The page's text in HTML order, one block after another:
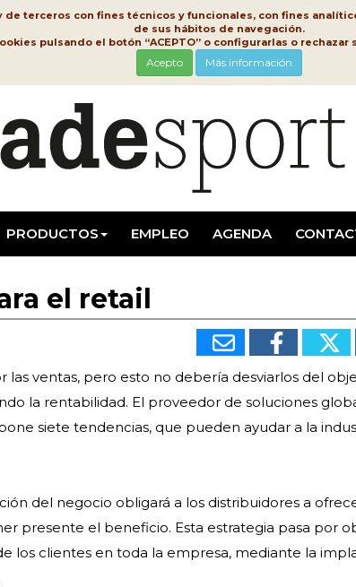
terceros con fines técnicos y funcionales, con fines
de sus hábitos de navegación.
pulsando el botón “ACEPTO” o configurarlas o rechazar
Acepto Más información
PRODUCTOS EMPLEO AGENDA
el retail
ventas, pero esto no debería desviarlos del
la rentabilidad. El proveedor de soluciones
siete tendencias, que pueden ayudar a la
del negocio obligará a los distribuidores a
presente el beneficio. Esta estrategia pasa por
los clientes en toda la empresa, mediante la